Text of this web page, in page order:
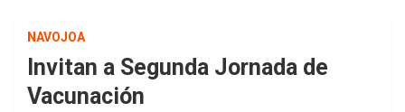
NAVOJOA
Invitan a Segunda Jornada de
Vacunación